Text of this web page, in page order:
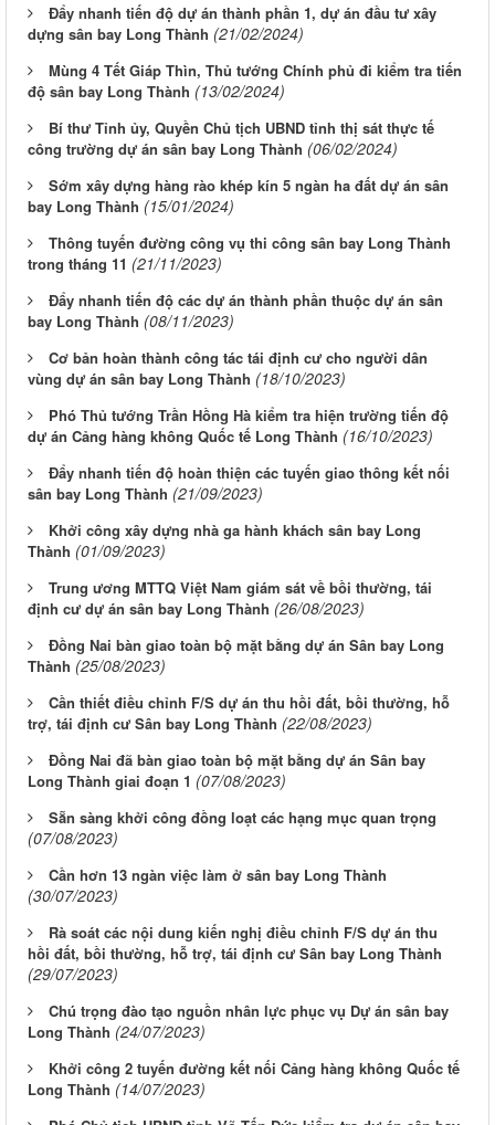
Đẩy nhanh tiến độ dự án thành phần 1, dự án đầu tư xây
dựng sân bay Long Thành (21/02/2024)
Mùng 4 Tết Giáp Thìn, Thủ tướng Chính phủ đi kiểm tra tiến
độ sân bay Long Thành (13/02/2024)
Bí thư Tỉnh ủy, Quyền Chủ tịch UBND tỉnh thị sát thực tế
công trường dự án sân bay Long Thành (06/02/2024)
Sớm xây dựng hàng rào khép kín 5 ngàn ha đất dự án sân
bay Long Thành (15/01/2024)
Thông tuyến đường công vụ thi công sân bay Long Thành
trong tháng 11 (21/11/2023)
Đẩy nhanh tiến độ các dự án thành phần thuộc dự án sân
bay Long Thành (08/11/2023)
Cơ bản hoàn thành công tác tái định cư cho người dân
vùng dự án sân bay Long Thành (18/10/2023)
Phó Thủ tướng Trần Hồng Hà kiểm tra hiện trường tiến độ
dự án Cảng hàng không Quốc tế Long Thành (16/10/2023)
Đẩy nhanh tiến độ hoàn thiện các tuyến giao thông kết nối
sân bay Long Thành (21/09/2023)
Khởi công xây dựng nhà ga hành khách sân bay Long
Thành (01/09/2023)
Trung ương MTTQ Việt Nam giám sát về bồi thường, tái
định cư dự án sân bay Long Thành (26/08/2023)
Đồng Nai bàn giao toàn bộ mặt bằng dự án Sân bay Long
Thành (25/08/2023)
Cần thiết điều chỉnh F/S dự án thu hồi đất, bồi thường, hỗ
trợ, tái định cư Sân bay Long Thành (22/08/2023)
Đồng Nai đã bàn giao toàn bộ mặt bằng dự án Sân bay
Long Thành giai đoạn 1 (07/08/2023)
Sẵn sàng khởi công đồng loạt các hạng mục quan trọng
(07/08/2023)
Cần hơn 13 ngàn việc làm ở sân bay Long Thành
(30/07/2023)
Rà soát các nội dung kiến nghị điều chỉnh F/S dự án thu
hồi đất, bồi thường, hỗ trợ, tái định cư Sân bay Long Thành
(29/07/2023)
Chú trọng đào tạo nguồn nhân lực phục vụ Dự án sân bay
Long Thành (24/07/2023)
Khởi công 2 tuyến đường kết nối Cảng hàng không Quốc tế
Long Thành (14/07/2023)